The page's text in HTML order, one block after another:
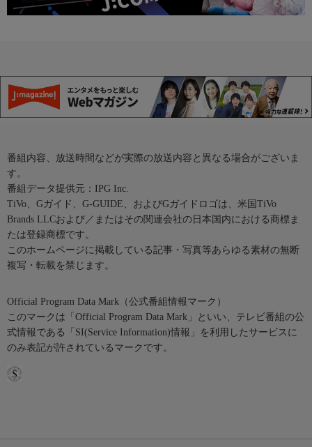
番組内容、放送時間などが実際の放送内容と異なる場合がございま
す。
番組データ提供元：IPG Inc.
TiVo、Gガイド、G-GUIDE、およびGガイドロゴは、米国TiVo
Brands LLCおよび／またはその関連会社の日本国内における商標ま
たは登録商標です。
このホームページに掲載している記事・写真等あらゆる素材の無断
複写・転載を禁じます。
Official Program Data Mark（公式番組情報マーク）
このマークは「Official Program Data Mark」といい、テレビ番組の公
式情報である「SI(Service Information)情報」を利用したサービスに
のみ表記が許されているマークです。